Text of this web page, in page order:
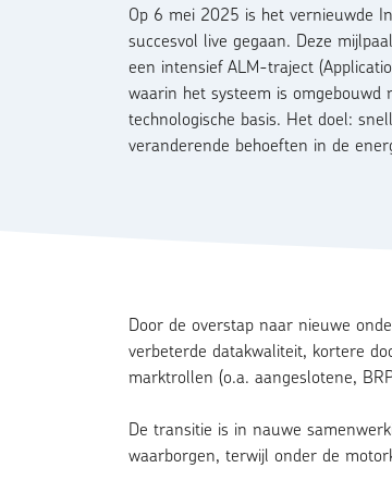
Op 6 mei 2025 is het vernieuwde
succesvol live gegaan. Deze
een intensief ALM-traject
waarin het systeem is omgebouwd
technologische basis. Het doel:
veranderende behoeften in de
Door de overstap naar nieuwe
verbeterde datakwaliteit, kortere
marktrollen (o.a. aangeslotene,
De transitie is in nauwe
waarborgen, terwijl onder de